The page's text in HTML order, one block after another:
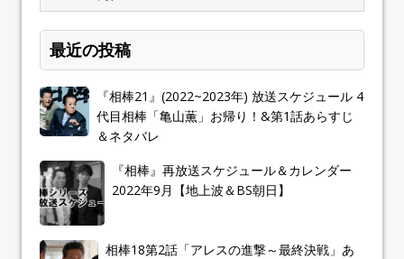
最近の投稿
『相棒21』(2022~2023年) 放送スケジュール 4
代目相棒「亀山薫」お帰り！&第1話あらすじ
＆ネタバレ
『相棒』再放送スケジュール＆カレンダー
2022年9月【地上波＆BS朝日】
相棒18第2話「アレスの進撃～最終決戦」あ